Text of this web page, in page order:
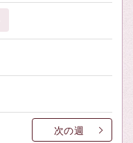
次の週